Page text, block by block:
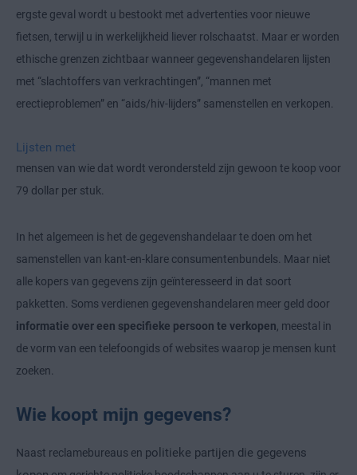
ergste geval wordt u bestookt met advertenties voor nieuwe
fietsen, terwijl u in werkelijkheid liever rolschaatst. Maar er worden
ethische grenzen zichtbaar wanneer gegevenshandelaren lijsten
met “slachtoffers van verkrachtingen”, “mannen met
erectieproblemen” en “aids/hiv-lijders” samenstellen en verkopen.
Lijsten met
mensen van wie dat wordt verondersteld zijn gewoon te koop voor
79 dollar per stuk.
In het algemeen is het de gegevenshandelaar te doen om het
samenstellen van kant-en-klare consumentenbundels. Maar niet
alle kopers van gegevens zijn geïnteresseerd in dat soort
pakketten. Soms verdienen gegevenshandelaren meer geld door
informatie over een specifieke persoon te verkopen, meestal in
de vorm van een telefoongids of websites waarop je mensen kunt
zoeken.
Wie koopt mijn gegevens?
Naast reclamebureaus en politieke partijen die gegevens